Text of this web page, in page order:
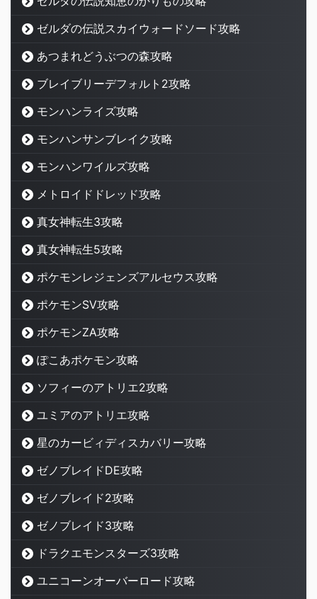
ゼルダの伝説スカイウォードソード攻略
あつまれどうぶつの森攻略
ブレイブリーデフォルト2攻略
モンハンライズ攻略
モンハンサンブレイク攻略
モンハンワイルズ攻略
メトロイドドレッド攻略
真女神転生3攻略
真女神転生5攻略
ポケモンレジェンズアルセウス攻略
ポケモンSV攻略
ポケモンZA攻略
ぽこあポケモン攻略
ソフィーのアトリエ2攻略
ユミアのアトリエ攻略
星のカービィディスカバリー攻略
ゼノブレイドDE攻略
ゼノブレイド2攻略
ゼノブレイド3攻略
ドラクエモンスターズ3攻略
ユニコーンオーバーロード攻略